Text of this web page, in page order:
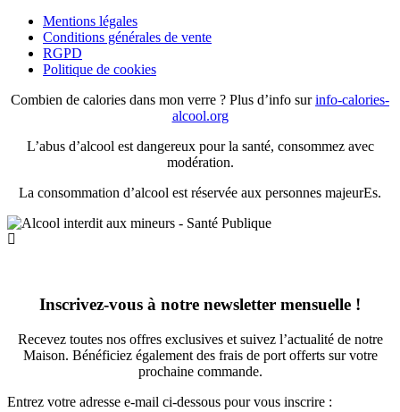
Mentions légales
Conditions générales de vente
RGPD
Politique de cookies
Combien de calories dans mon verre ? Plus d’info surinfo-calories-
alcool.org
L’abus d’alcool est dangereux pour la santé, consommez avec
modération.
La consommation d’alcool est réservée aux personnes majeurEs.
Inscrivez-vous à notre newsletter mensuelle !
Recevez toutes nos offres exclusives et suivez l’actualité de notre
Maison. Bénéficiez également des frais de port offerts sur votre
prochaine commande.
Entrez votre adresse e-mail ci-dessous pour vous inscrire :